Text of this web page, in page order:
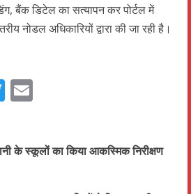
बैंक डिटेल का सत्यापन कर पोर्टल में
नोडल अधिकारियों द्वारा की जा रही है।
Twitter
के स्कूलों का किया आकस्मिक निरीक्षण